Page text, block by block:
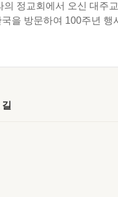
의 정교회에서 오신 대주
을 방문하여 100주년 행